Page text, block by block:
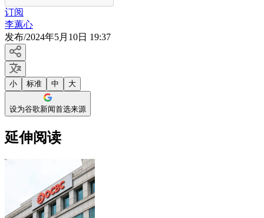
订阅
李蕙心
发布/2024年5月10日 19:37
小 标准 中 大
设为谷歌新闻首选来源
延伸阅读